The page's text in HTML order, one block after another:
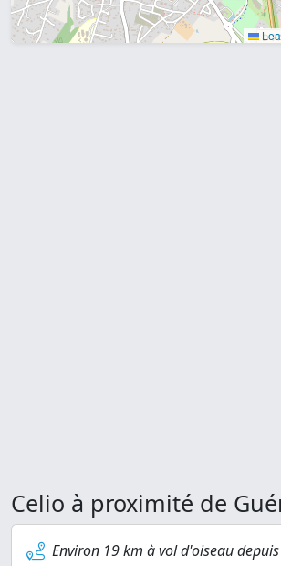
Celio à proximité de
Environ 19 km à vol d'oiseau